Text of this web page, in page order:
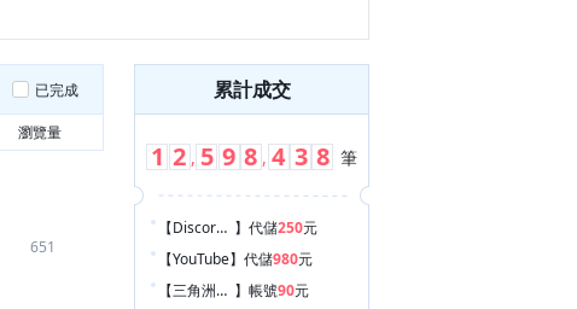
已完成
瀏覽量
651
累計成交
1 2 , 5 9 8 , 4 3 8 筆
【Discord Nitro 】 代儲250元
【YouTube】 代儲980元
【三角洲行動 】 帳號90元